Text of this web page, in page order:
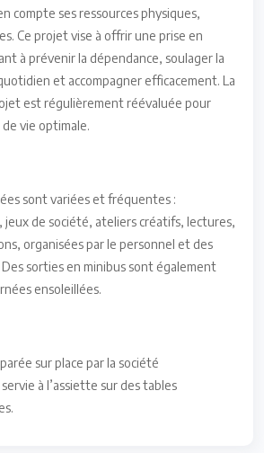
compte ses ressources physiques,
Ce projet vise à offrir une prise en
à prévenir la dépendance, soulager la
et accompagner efficacement. La
est régulièrement réévaluée pour
vie optimale.
sont variées et fréquentes :
jeux de société, ateliers créatifs, lectures,
organisées par le personnel et des
Des sorties en minibus sont également
ensoleillées.
sur place par la société
servie à l’assiette sur des tables